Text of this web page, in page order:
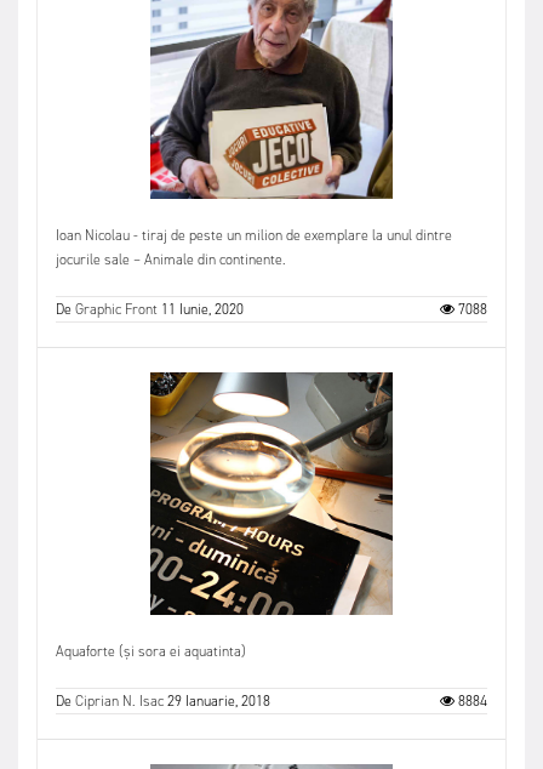
Ioan Nicolau - tiraj de peste un milion de exemplare la unul dintre
jocurile sale – Animale din continente.
DeGraphic Front 11 Iunie, 2020 7088
Aquaforte (și sora ei aquatinta)
DeCiprian N. Isac29 Ianuarie, 2018 8884